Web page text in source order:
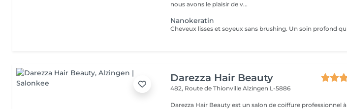
nous avons le plaisir de v...
Nanokeratin
Darezza Hair Beauty
482, Route de ThionvilleAlzingen L-5886
Darezza Hair Beauty est un salon de coiffure professionnel à